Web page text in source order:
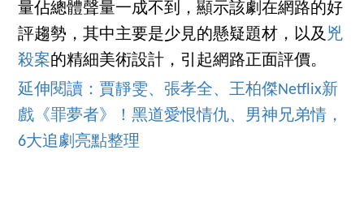
量佔總體聲量一成不到，顯示該劇在網路的好
評趨勢，其中主要是少見的懸疑題材，以及兇
殺案的精細美術設計，引起網路正面評價。
延伸閱讀：賈靜雯、張孝全、王柏傑Netflix新
戲《罪夢者》！黑道愛恨情仇、男神兄弟情，
6大追劇亮點整理